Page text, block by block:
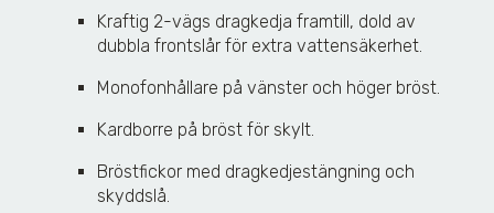
Kraftig 2-vägs dragkedja framtill, dold av
dubbla frontslår för extra vattensäkerhet.
Monofonhållare på vänster och höger bröst.
Kardborre på bröst för skylt.
Bröstfickor med dragkedjestängning och
skyddslå.